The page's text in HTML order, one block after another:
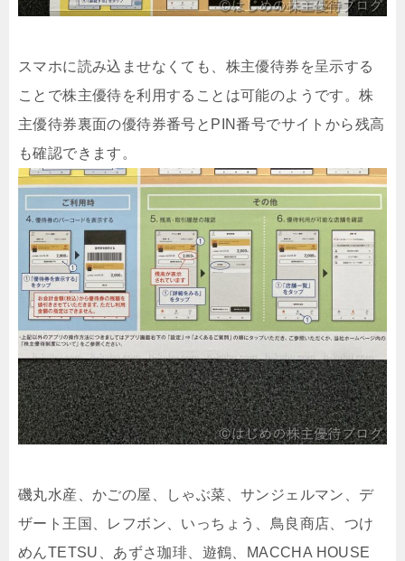
スマホに読み込ませなくても、株主優待券を呈示する
ことで株主優待を利用することは可能のようです。株
主優待券裏面の優待券番号とPIN番号でサイトから残高
も確認できます。
磯丸水産、かごの屋、しゃぶ菜、サンジェルマン、デ
ザート王国、レフボン、いっちょう、鳥良商店、つけ
めんTETSU、あずさ珈琲、遊鶴、MACCHA HOUSE